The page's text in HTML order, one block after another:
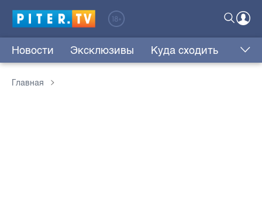
Новости Эксклюзивы Куда сходить
Главная